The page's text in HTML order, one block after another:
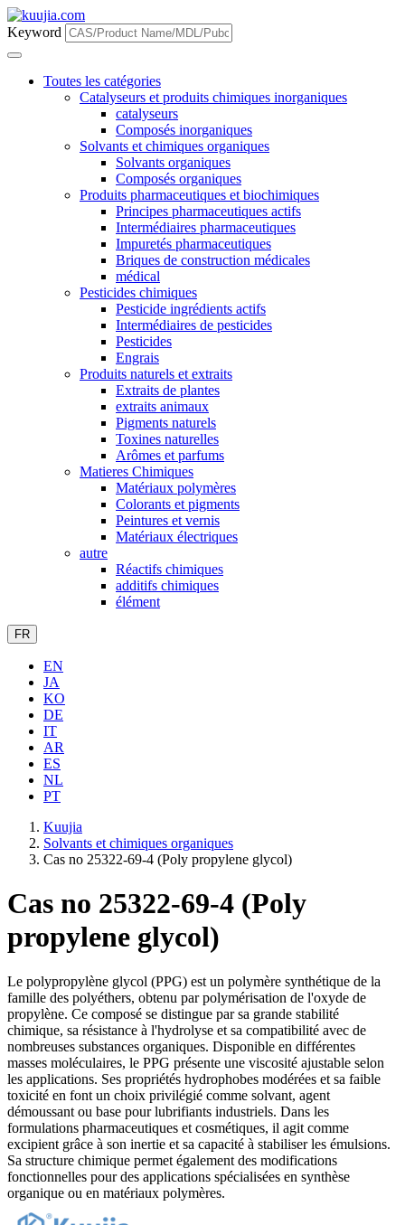
Keyword
Toutes les catégories
Catalyseurs et produits chimiques inorganiques
catalyseurs
Composés inorganiques
Solvants et chimiques organiques
Solvants organiques
Composés organiques
Produits pharmaceutiques et biochimiques
Principes pharmaceutiques actifs
Intermédiaires pharmaceutiques
Impuretés pharmaceutiques
Briques de construction médicales
médical
Pesticides chimiques
Pesticide ingrédients actifs
Intermédiaires de pesticides
Pesticides
Engrais
Produits naturels et extraits
Extraits de plantes
extraits animaux
Pigments naturels
Toxines naturelles
Arômes et parfums
Matieres Chimiques
Matériaux polymères
Colorants et pigments
Peintures et vernis
Matériaux électriques
autre
Réactifs chimiques
additifs chimiques
élément
FR
EN
JA
KO
DE
IT
AR
ES
NL
PT
Kuujia
Solvants et chimiques organiques
Cas no 25322-69-4 (Poly propylene glycol)
Cas no 25322-69-4 (Poly
propylene glycol)
Le polypropylène glycol (PPG) est un polymère synthétique de la
famille des polyéthers, obtenu par polymérisation de l'oxyde de
propylène. Ce composé se distingue par sa grande stabilité
chimique, sa résistance à l'hydrolyse et sa compatibilité avec de
nombreuses substances organiques. Disponible en différentes
masses moléculaires, le PPG présente une viscosité ajustable selon
les applications. Ses propriétés hydrophobes modérées et sa faible
toxicité en font un choix privilégié comme solvant, agent
démoussant ou base pour lubrifiants industriels. Dans les
formulations pharmaceutiques et cosmétiques, il agit comme
excipient grâce à son inertie et sa capacité à stabiliser les émulsions.
Sa structure chimique permet également des modifications
fonctionnelles pour des applications spécialisées en synthèse
organique ou en matériaux polymères.